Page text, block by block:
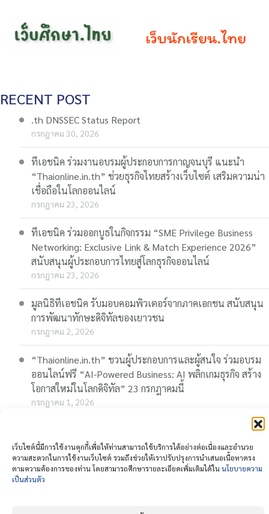
เว็บไซต์นี้มีการใช้งานคุกกี้เพื่อให้ท่านสามารถใช้บริการได้อย่างต่อเนื่องและอำนวย
ความสะดวกในการใช้งานเว็บไซต์ รวมถึงช่วยให้เราปรับปรุงการนำเสนอเนื้อหาตรง
ตามความต้องการของท่าน โดยสามารถศึกษารายละเอียดเพิ่มเติมได้ในนโยบายความ
เป็นส่วนตัว
RECENT POST
.th DNSSEC Status Report
กรกฎาคม 30, 2026
ทีเอชนิค ร่วมงานอบรมผู้ประกอบการกาญจนบุรี แนะนำ
“Thaionline.in.th” ช่วยธุรกิจไทยสร้างเว็บไซต์ เสริมความน่า
เชื่อถือในโลกออนไลน์
กรกฎาคม 23, 2026
ทีเอชนิค ร่วมออกบูธในกิจกรรม “SME Privilege Business
Networking: Exclusive Link & Match Experience 2026”
สนับสนุนผู้ประกอบการไทยสู่โลกธุรกิจออนไลน์
กรกฎาคม 23, 2026
มูลนิธิทีเอชนิค รับมอบคอมพิวเตอร์จากภาคเอกชน สนับสนุน
การพัฒนาทักษะดิจิทัลของเยาวชน
กรกฎาคม 2, 2026
“Thaionline.in.th” ชวนผู้ประกอบการและผู้สนใจ ร่วมอบรม
ออนไลน์ฟรี “AI-Powered Business: AI พลิกเกมธุรกิจ สร้าง
โอกาสใหม่ในโลกดิจิทัล” 23 กรกฎาคมนี้
กรกฎาคม 1, 2026
© copyright
2026
นโยบายความเป็นส่วนตัว ( Privacy
Policy )